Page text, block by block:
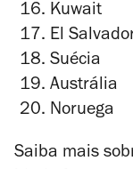
Kuwait
El
Suécia
Austrália
Noruega
Saiba mais